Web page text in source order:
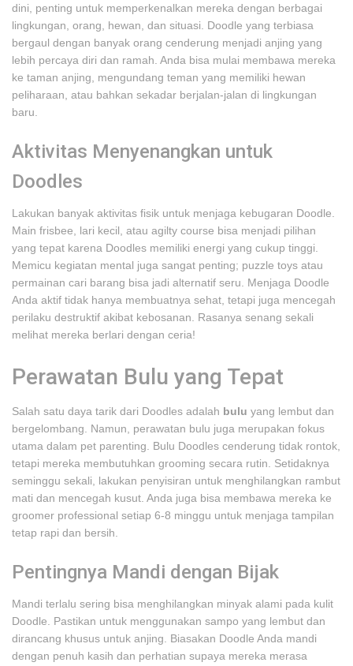
dini, penting untuk memperkenalkan mereka dengan berbagai
lingkungan, orang, hewan, dan situasi. Doodle yang terbiasa
bergaul dengan banyak orang cenderung menjadi anjing yang
lebih percaya diri dan ramah. Anda bisa mulai membawa mereka
ke taman anjing, mengundang teman yang memiliki hewan
peliharaan, atau bahkan sekadar berjalan-jalan di lingkungan
baru.
Aktivitas Menyenangkan untuk
Doodles
Lakukan banyak aktivitas fisik untuk menjaga kebugaran Doodle.
Main frisbee, lari kecil, atau agilty course bisa menjadi pilihan
yang tepat karena Doodles memiliki energi yang cukup tinggi.
Memicu kegiatan mental juga sangat penting; puzzle toys atau
permainan cari barang bisa jadi alternatif seru. Menjaga Doodle
Anda aktif tidak hanya membuatnya sehat, tetapi juga mencegah
perilaku destruktif akibat kebosanan. Rasanya senang sekali
melihat mereka berlari dengan ceria!
Perawatan Bulu yang Tepat
Salah satu daya tarik dari Doodles adalah bulu yang lembut dan
bergelombang. Namun, perawatan bulu juga merupakan fokus
utama dalam pet parenting. Bulu Doodles cenderung tidak rontok,
tetapi mereka membutuhkan grooming secara rutin. Setidaknya
seminggu sekali, lakukan penyisiran untuk menghilangkan rambut
mati dan mencegah kusut. Anda juga bisa membawa mereka ke
groomer professional setiap 6-8 minggu untuk menjaga tampilan
tetap rapi dan bersih.
Pentingnya Mandi dengan Bijak
Mandi terlalu sering bisa menghilangkan minyak alami pada kulit
Doodle. Pastikan untuk menggunakan sampo yang lembut dan
dirancang khusus untuk anjing. Biasakan Doodle Anda mandi
dengan penuh kasih dan perhatian supaya mereka merasa